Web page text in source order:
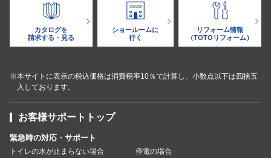
カタログを
請求する・見る
ショールームに
行く
リフォーム情報
（TOTOリフォーム）
※本サイトに表示の税込価格は消費税率10％で計算し、小数点以下は四捨五
入しております。
お客様サポートトップ
緊急時の対応・サポート
トイレの水が止まらない場合
停電の場合